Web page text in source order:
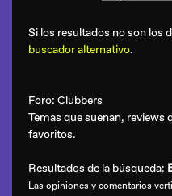
Si los resultados no son los
buscador alternativo.
Foro: Clubbers
Temas que suenan, reviews
favoritos.
Resultados de la búsqueda:
Las opiniones y comentarios